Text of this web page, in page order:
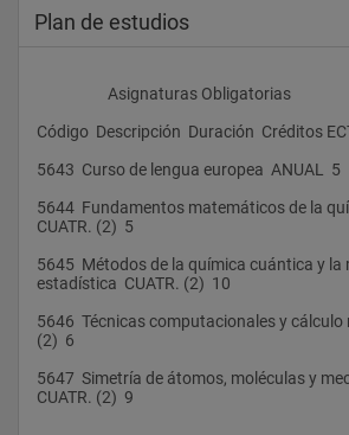
Competencias
El Master en TCCM proporciona la
el acceso a ciclo del Doctorado en las
Ciencias de Materiales y Ciencias de la
tanto la primera etapa en la carrera
para incoporarse a cualquier Universidad o
Investigación tanto en el cotexto español
internacional.
Como expertos en Técnicas de
los alumnos que superen los estudios del
preparados para aplicar cualquiera de los
científicos existentes en el merado y/o
códigos. Sus habilidades estarán
adaptadas para abordar problemas de
modelización de procesos químicos,
Plan de estudios
                    Asignaturas Obligatorias
Código  Descripción  Duración  Créditos
5643  Curso de lengua europea  ANUAL  5
5644  Fundamentos matemáticos de la
CUATR. (2)  5
5645  Métodos de la química cuántica y la
estadística  CUATR. (2)  10
5646  Técnicas computacionales y cálculo
(2)  6
5647  Simetría de átomos, moléculas y
CUATR. (2)  9